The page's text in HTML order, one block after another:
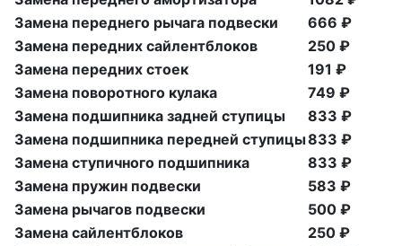
Замена переднего рычага подвески
666 ₽
Замена передних сайлентблоков
250 ₽
Замена передних стоек
191 ₽
Замена поворотного кулака
749 ₽
Замена подшипника задней ступицы
833 ₽
Замена подшипника передней ступицы833 ₽
Замена ступичного подшипника
833 ₽
Замена пружин подвески
583 ₽
Замена рычагов подвески
500 ₽
Замена сайлентблоков
250 ₽